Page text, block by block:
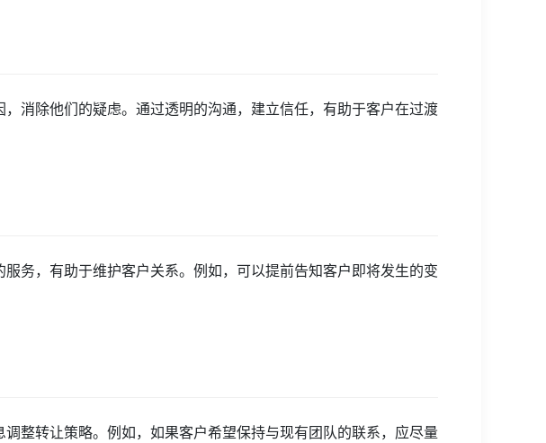
消除他们的疑虑。通过透明的沟通，建立信任，有助于客户在过渡
务，有助于维护客户关系。例如，可以提前告知客户即将发生的变
整转让策略。例如，如果客户希望保持与现有团队的联系，应尽量